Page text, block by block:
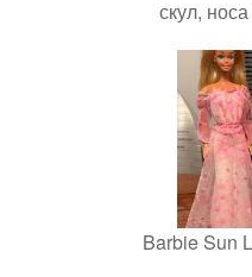
скул,
Barbie Sun